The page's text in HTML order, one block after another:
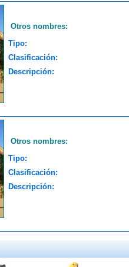
Otros nombres:
Tipo:
Clasificación:
Descripción:
Otros nombres:
Tipo:
Clasificación:
Descripción: